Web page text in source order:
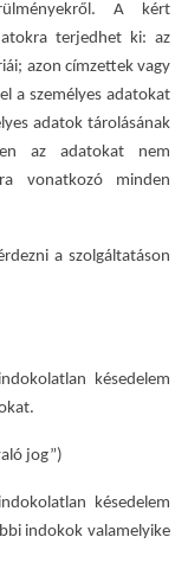
A kért
terjedhet ki: az
azon címzettek vagy
a személyes adatokat
adatok tárolásának
az adatokat nem
vonatkozó minden
a szolgáltatáson
késedelem
jog”)
késedelem
indokok valamelyike